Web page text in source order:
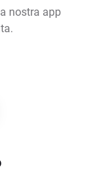
nostra app